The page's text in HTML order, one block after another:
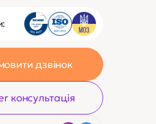
дзвінок
консультація